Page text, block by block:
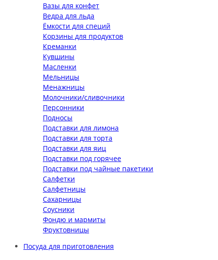
Вазы для конфет
Ведра для льда
Ёмкости для специй
Корзины для продуктов
Креманки
Кувшины
Масленки
Мельницы
Менажницы
Молочники/сливочники
Персонники
Подносы
Подставки для лимона
Подставки для торта
Подставки для яиц
Подставки под горячее
Подставки под чайные пакетики
Салфетки
Салфетницы
Сахарницы
Соусники
Фондю и мармиты
Фруктовницы
Посуда для приготовления